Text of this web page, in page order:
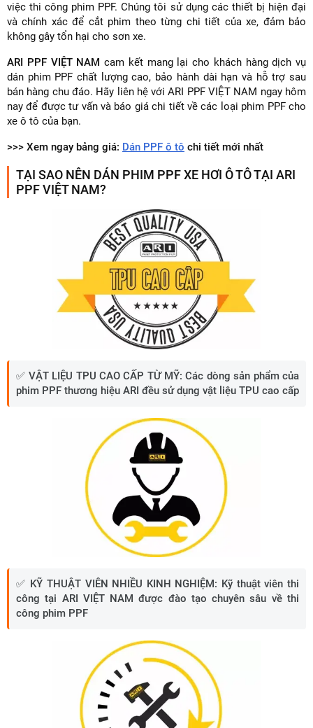
việc thi công phim PPF. Chúng tôi sử dụng các thiết bị hiện đại
và chính xác để cắt phim theo từng chi tiết của xe, đảm bảo
không gây tổn hại cho sơn xe.
ARI PPF VIỆT NAM cam kết mang lại cho khách hàng dịch vụ
dán phim PPF chất lượng cao, bảo hành dài hạn và hỗ trợ sau
bán hàng chu đáo. Hãy liên hệ với ARI PPF VIỆT NAM ngay hôm
nay để được tư vấn và báo giá chi tiết về các loại phim PPF cho
xe ô tô của bạn.
>>> Xem ngay bảng giá: Dán PPF ô tô chi tiết mới nhất
TẠI SAO NÊN DÁN PHIM PPF XE HƠI Ô TÔ TẠI ARI
PPF VIỆT NAM?
✅ VẬT LIỆU TPU CAO CẤP TỪ MỸ: Các dòng sản phẩm của
phim PPF thương hiệu ARI đều sử dụng vật liệu TPU cao cấp
✅ KỸ THUẬT VIÊN NHIỀU KINH NGHIỆM: Kỹ thuật viên thi
công tại ARI VIỆT NAM được đào tạo chuyên sâu về thi
công phim PPF